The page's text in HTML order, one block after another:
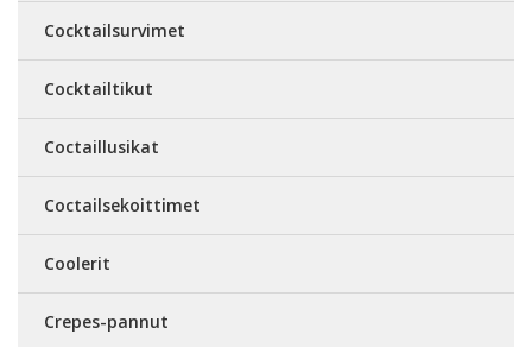
Cocktailsurvimet
Cocktailtikut
Coctaillusikat
Coctailsekoittimet
Coolerit
Crepes-pannut